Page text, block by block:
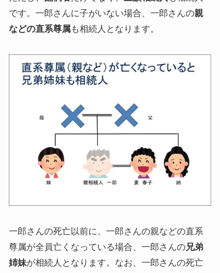
です。一郎さんに子がいない場合、一郎さんの親
などの直系尊属も相続人となります。
一郎さんの死亡以前に、一郎さんの親などの直系
尊属が全員亡くなっている場合、一郎さんの兄弟
姉妹が相続人となります。なお、一郎さんの死亡